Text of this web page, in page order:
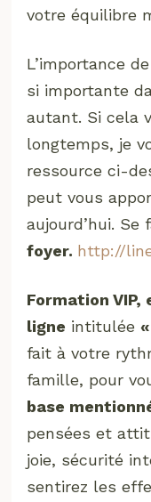
votre équilibre
L’importance
si importante
autant. Si cela
longtemps, je
ressource ci-
peut vous
aujourd’hui. Se
foyer. http://
Formation VIP,
ligne intitulée«
fait à votre
famille, pour
base
pensées et
joie, sécurité
sentirez les